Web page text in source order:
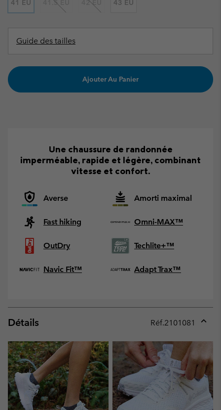
41 EU 41.5 EU 42 EU 43 EU
Guide des tailles
Ajouter Au Panier
Une chaussure de randonnée
imperméable, rapide et légère, combinant
vitesse et confort.
Averse Amorti maximal
Fast hiking Omni-MAX™
OutDry Techlite+™
Navic Fit™ Adapt Trax™
Détails Réf.2101081
or